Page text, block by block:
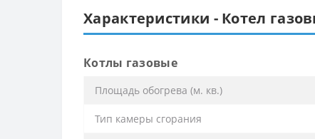
Характеристики - Котел
Котлы газовые
Площадь обогрева (м. кв.)
Тип камеры сгорания